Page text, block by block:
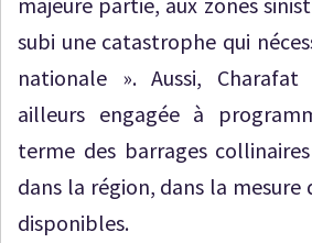
subi une catastrophe qui
nationale ». Aussi,
ailleurs engagée à
terme des barrages
dans la région, dans la
disponibles.